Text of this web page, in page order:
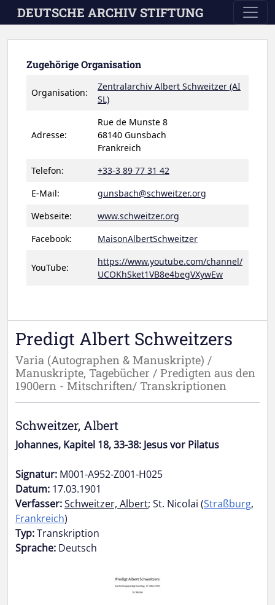
Skip to main content
DEUTSCHE ARCHIV STIFTUNG
Predigt Albert Schweitzers
Varia (Autographen & Manuskripte) /
Manuskripte, Tagebücher / Predigten aus den
1900ern - Mitschriften/ Transkriptionen
Schweitzer, Albert
Johannes, Kapitel 18, 33-38: Jesus vor Pilatus
Signatur: M001-A952-Z001-H025
Datum: 17.03.1901
Verfasser:Schweitzer, Albert; St. Nicolai (Straßburg,
Frankreich)
Typ:Transkription
Sprache: Deutsch
Zugehörige Organisation
Organisation:
Zentralarchiv Albert Schweitzer (AI
SL)
Adresse:
Rue de Munste 8
68140 Gunsbach
Frankreich
Telefon:
+33-3 89 77 31 42
E-Mail:
gunsbach@schweitzer.org
Webseite:
www.schweitzer.org
Facebook:
MaisonAlbertSchweitzer
YouTube:
https://www.youtube.com/channel/
UCOKhSket1VB8e4begVXywEw